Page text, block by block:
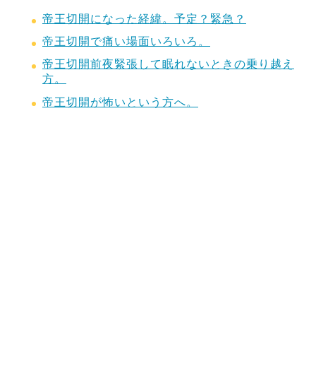
帝王切開になった経緯。予定？緊急？
帝王切開で痛い場面いろいろ。
帝王切開前夜緊張して眠れないときの乗り越え
方。
帝王切開が怖いという方へ。